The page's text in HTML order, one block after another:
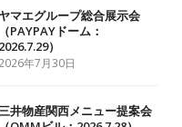
ヤマエグループ総合展示会
（PAYPAYドーム：
2026.7.29）
2026年7月30日
三井物産関西メニュー提案会